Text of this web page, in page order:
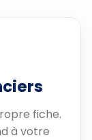
fiche.
à votre